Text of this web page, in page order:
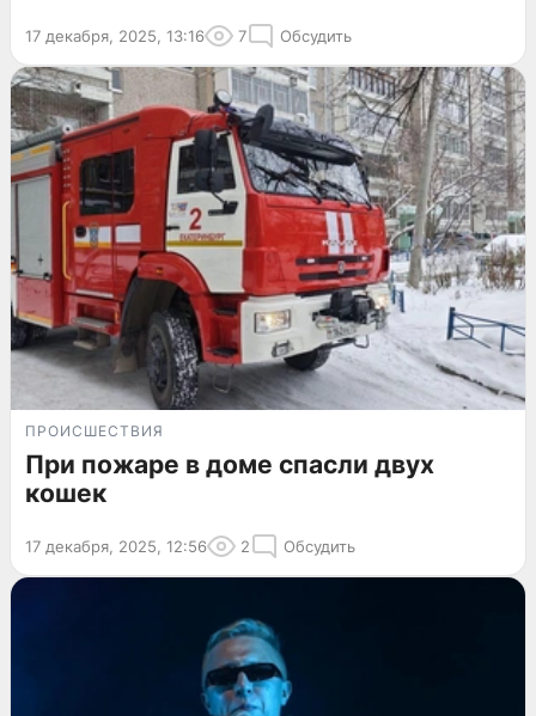
17 декабря, 2025, 13:16 7 Обсудить
ПРОИСШЕСТВИЯ
При пожаре в доме спасли двух
кошек
17 декабря, 2025, 12:56 2 Обсудить